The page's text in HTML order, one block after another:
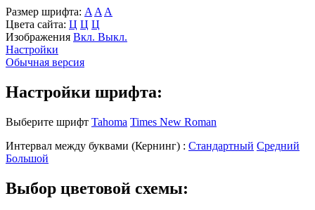
Размер шрифта: A A A
Цвета сайта: Ц Ц Ц
Изображения Вкл. Выкл.
Настройки
Обычная версия
Настройки шрифта:
Выберите шрифт Tahoma Times New Roman
Интервал между буквами (Кернинг) : Стандартный Средний
Большой
Выбор цветовой схемы: